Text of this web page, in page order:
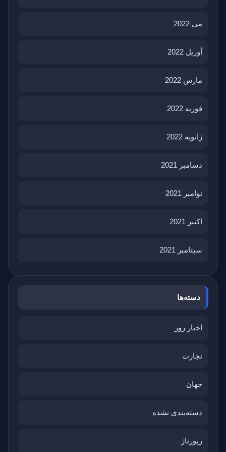
می 2022
آوریل 2022
مارس 2022
فوریه 2022
ژانویه 2022
دسامبر 2021
نوامبر 2021
اکتبر 2021
سپتامبر 2021
دسته‌ها
اخبار روز
تجارت
جهان
دسته‌بندی نشده
رپورتاژ